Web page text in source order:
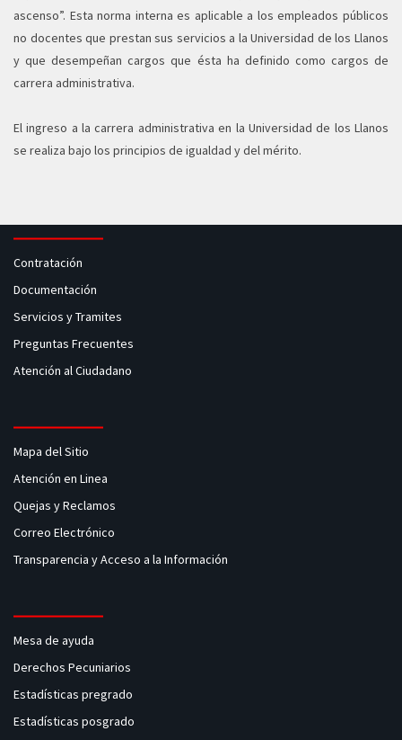
ascenso”. Esta norma interna es aplicable a los empleados públicos
no docentes que prestan sus servicios a la Universidad de los Llanos
y que desempeñan cargos que ésta ha definido como cargos de
carrera administrativa.
El ingreso a la carrera administrativa en la Universidad de los Llanos
se realiza bajo los principios de igualdad y del mérito.
Contratación
Documentación
Servicios y Tramites
Preguntas Frecuentes
Atención al Ciudadano
Mapa del Sitio
Atención en Linea
Quejas y Reclamos
Correo Electrónico
Transparencia y Acceso a la Información
Mesa de ayuda
Derechos Pecuniarios
Estadísticas pregrado
Estadísticas posgrado